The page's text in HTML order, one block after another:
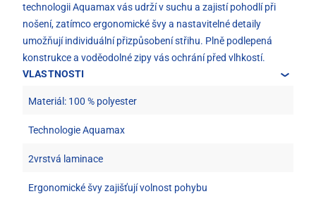
technologii Aquamax vás udrží v suchu a zajistí pohodlí při
nošení, zatímco ergonomické švy a nastavitelné detaily
umožňují individuální přizpůsobení střihu. Plně podlepená
konstrukce a voděodolné zipy vás ochrání před vlhkostí.
VLASTNOSTI
Materiál: 100 % polyester
Technologie Aquamax
2vrstvá laminace
Ergonomické švy zajišťují volnost pohybu